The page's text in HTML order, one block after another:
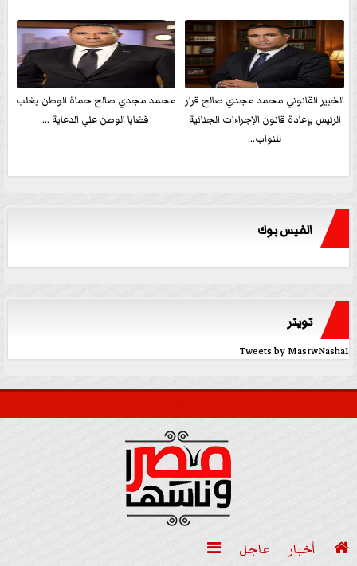
الخبير القانوني محمد مجدي صالح قرار
الرئيس بإعادة قانون الإجراءات الجنائية
للنواب...
محمد مجدي صالح حماة الوطن يغلب
قضايا الوطن علي الدعاية ...
الفيس بوك
تويتر
Tweets by MasrwNasha1
 أخبار عاجل 